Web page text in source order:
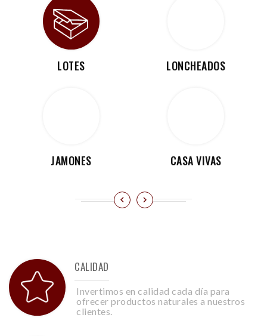
LOTES
JAMONES
LONCHEADOS
CASA VIVAS
CALIDAD
Invertimos en calidad cada día para
ofrecer productos naturales a nuestros
clientes.